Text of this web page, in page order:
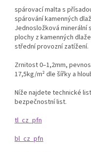
spárovací malta s
spárování kamenných
Jednosložková minerální
plochy z kamenných
střední provozní zatížení.
Zrnitost 0–1,2mm,
17,5kg/m² dle šířky a
Níže najdete technické
bezpečnostní list.
tl_cz_pfn
bl_cz_pfn